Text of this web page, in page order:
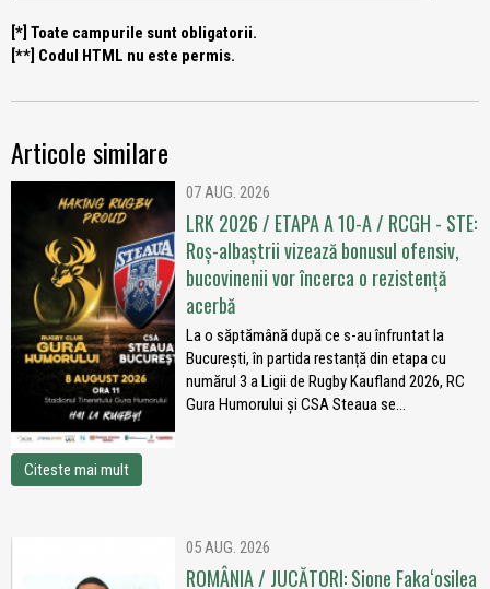
[*] Toate campurile sunt obligatorii.
[**] Codul HTML nu este permis.
Articole similare
07 AUG. 2026
LRK 2026 / ETAPA A 10-A / RCGH - STE:
Roș-albaștrii vizează bonusul ofensiv,
bucovinenii vor încerca o rezistență
acerbă
La o săptămână după ce s-au înfruntat la
București, în partida restanță din etapa cu
numărul 3 a Ligii de Rugby Kaufland 2026, RC
Gura Humorului și CSA Steaua se...
Citeste mai mult
05 AUG. 2026
ROMÂNIA / JUCĂTORI: Sione Fakaʻosilea